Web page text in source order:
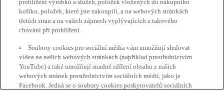
prohlížení výrobků a služeb, položek vložených do nákupního
košíku, položek, které jste zakoupili, a na webových stránkách
třetích stran a na vašich zájmech vyplývajících z takového
chování při prohlížení.
Soubory cookies pro sociální média vám umožňují sledovat
videa na našich webových stránkách (například prostřednictvím
YouTube) a také umožňují snadné sdílení obsahu z našich
webových stránek prostřednictvím sociálních médií, jako je
Facebook. Jedná se o soubory cookies poskytovatelů sociálních